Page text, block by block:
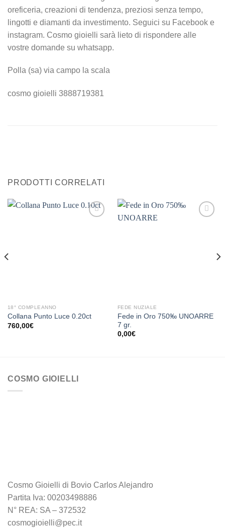
oreficeria, creazioni di tendenza, preziosi senza tempo,
lingotti e diamanti da investimento. Seguici su Facebook e
instagram. Cosmo gioielli sarà lieto di rispondere alle
vostre domande su whatsapp.
Polla (sa) via campo la scala
cosmo gioielli 3888719381
PRODOTTI CORRELATI
18° COMPLEANNO
Collana Punto Luce 0.20ct
760,00€
FEDE NUZIALE
Fede in Oro 750‰ UNOARRE
7 gr.
0,00€
COSMO GIOIELLI
Cosmo Gioielli di Bovio Carlos Alejandro
Partita Iva: 00203498886
N° REA: SA – 372532
cosmogioielli@pec.it